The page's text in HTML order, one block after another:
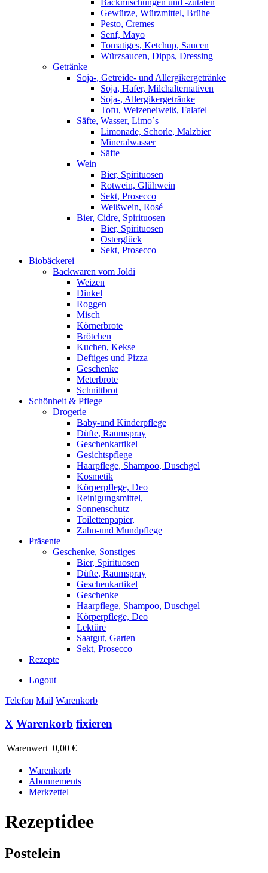
Backmischungen und -zutaten
Gewürze, Würzmittel, Brühe
Pesto, Cremes
Senf, Mayo
Tomatiges, Ketchup, Saucen
Würzsaucen, Dipps, Dressing
Getränke
Soja-, Getreide- und Allergikergetränke
Soja, Hafer, Milchalternativen
Soja-, Allergikergetränke
Tofu, Weizeneiweiß, Falafel
Säfte, Wasser, Limo´s
Limonade, Schorle, Malzbier
Mineralwasser
Säfte
Wein
Bier, Spirituosen
Rotwein, Glühwein
Sekt, Prosecco
Weißwein, Rosé
Bier, Cidre, Spirituosen
Bier, Spirituosen
Osterglück
Sekt, Prosecco
Biobäckerei
Backwaren vom Joldi
Weizen
Dinkel
Roggen
Misch
Körnerbrote
Brötchen
Kuchen, Kekse
Deftiges und Pizza
Geschenke
Meterbrote
Schnittbrot
Schönheit & Pflege
Drogerie
Baby-und Kinderpflege
Düfte, Raumspray
Geschenkartikel
Gesichtspflege
Haarpflege, Shampoo, Duschgel
Kosmetik
Körperpflege, Deo
Reinigungsmittel,
Sonnenschutz
Toilettenpapier,
Zahn-und Mundpflege
Präsente
Geschenke, Sonstiges
Bier, Spirituosen
Düfte, Raumspray
Geschenkartikel
Geschenke
Haarpflege, Shampoo, Duschgel
Körperpflege, Deo
Lektüre
Saatgut, Garten
Sekt, Prosecco
Rezepte
Logout
Telefon Mail Warenkorb
X Warenkorb fixieren
Warenwert 0,00 €
Warenkorb
Abonnements
Merkzettel
Rezeptidee
Postelein